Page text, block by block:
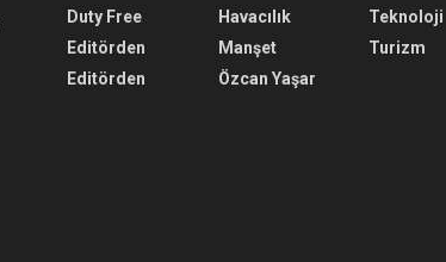
Duty Free
Editörden
Editörden
Havacılık
Manşet
Özcan Yaşar
Teknoloji
Turizm